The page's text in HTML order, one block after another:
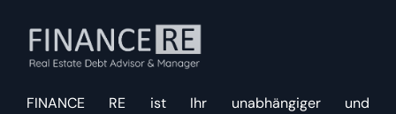
FINANCE RE ist Ihr unabhängiger und